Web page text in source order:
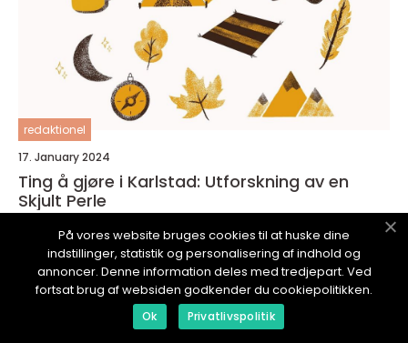
redaktionel
17. January 2024
Ting å gjøre i Karlstad: Utforskning av en
Skjult Perle
GODOPPLEVELSE.no
På vores website bruges cookies til at huske dine
indstillinger, statistik og personalisering af indhold og
annoncer. Denne information deles med tredjepart. Ved
fortsat brug af websiden godkender du cookiepolitikken.
Ok Privatlivspolitik